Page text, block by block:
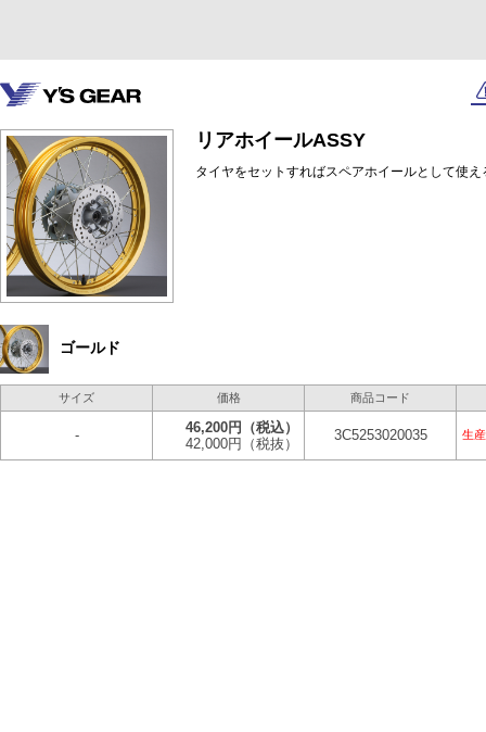
リアホイールASSY
タイヤをセットすればスペアホイールとして使え
ゴールド
サイズ 価格 商品コード
- 46,200円
（税込）
42,000円
（税抜）
3C5253020035 生